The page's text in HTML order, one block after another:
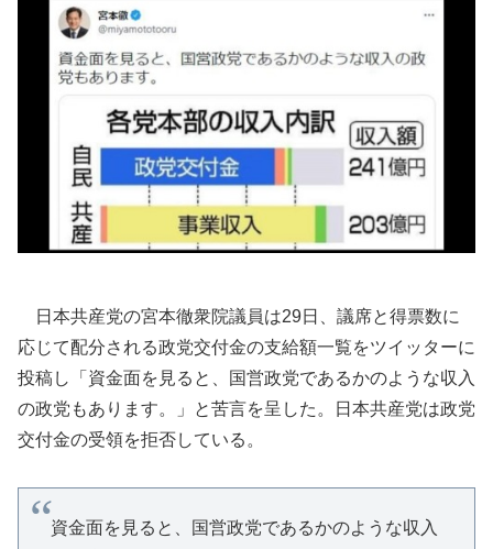
日本共産党の宮本徹衆院議員は29日、議席と得票数に
応じて配分される政党交付金の支給額一覧をツイッターに
投稿し「資金面を見ると、国営政党であるかのような収入
の政党もあります。」と苦言を呈した。日本共産党は政党
交付金の受領を拒否している。
資金面を見ると、国営政党であるかのような収入